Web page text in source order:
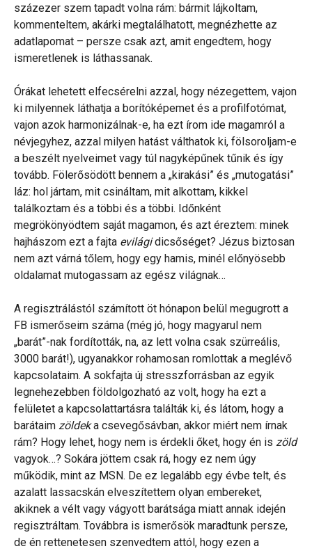
százezer szem tapadt volna rám: bármit lájkoltam,
kommenteltem, akárki megtalálhatott, megnézhette az
adatlapomat – persze csak azt, amit engedtem, hogy
ismeretlenek is láthassanak.
Órákat lehetett elfecsérelni azzal, hogy nézegettem, vajon
ki milyennek láthatja a borítóképemet és a profilfotómat,
vajon azok harmonizálnak-e, ha ezt írom ide magamról a
névjegyhez, azzal milyen hatást válthatok ki, fölsoroljam-e
a beszélt nyelveimet vagy túl nagyképűnek tűnik és így
tovább. Fölerősödött bennem a „kirakási” és „mutogatási”
láz: hol jártam, mit csináltam, mit alkottam, kikkel
találkoztam és a többi és a többi. Időnként
megrökönyödtem saját magamon, és azt éreztem: minek
hajhászom ezt a fajta evilágidicsőséget? Jézus biztosan
nem azt várná tőlem, hogy egy hamis, minél előnyösebb
oldalamat mutogassam az egész világnak…
A regisztrálástól számított öt hónapon belül megugrott a
FB ismerőseim száma (még jó, hogy magyarul nem
„barát”-nak fordították, na, az lett volna csak szürreális,
3000 barát!), ugyanakkor rohamosan romlottak a meglévő
kapcsolataim. A sokfajta új stresszforrásban az egyik
legnehezebben földolgozható az volt, hogy ha ezt a
felületet a kapcsolattartásra találták ki, és látom, hogy a
barátaim zöldeka csevegősávban, akkor miért nem írnak
rám? Hogy lehet, hogy nem is érdekli őket, hogy én is zöld
vagyok…? Sokára jöttem csak rá, hogy ez nem úgy
működik, mint az MSN. De ez legalább egy évbe telt, és
azalatt lassacskán elveszítettem olyan embereket,
akiknek a vélt vagy vágyott barátsága miatt annak idején
regisztráltam. Továbbra is ismerősök maradtunk persze,
de én rettenetesen szenvedtem attól, hogy ezen a